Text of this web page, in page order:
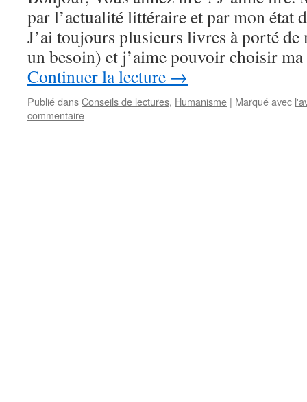
par l’actualité littéraire et par mon état
J’ai toujours plusieurs livres à porté de
un besoin) et j’aime pouvoir choisir
Continuer la lecture →
Publié dansConseils de lectures, Humanisme | Marqué avec
commentaire